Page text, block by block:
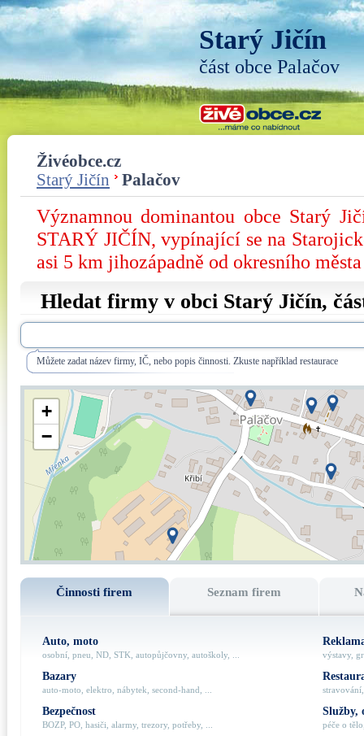
Starý Jičín
část obce Palačov
Živéobce.cz
Starý Jičín
Palačov
Významnou dominantou obce Starý
STARÝ JIČÍN, vypínající se na
asi 5 km jihozápadně od okresního
Hledat firmy v obci Starý Jičín,
Můžete zadat název firmy, IČ, nebo popis činnosti. Zkuste například restaurace
+
−
Činnosti firem Seznam firem
Auto, moto
osobní, pneu, ND, STK, autopůjčovny, autoškoly, ...
Bazary
auto-moto, elektro, nábytek, second-hand, ...
Bezpečnost
BOZP, PO, hasiči, alarmy, trezory, potřeby, ...
výstavy,
Služby,
péče o